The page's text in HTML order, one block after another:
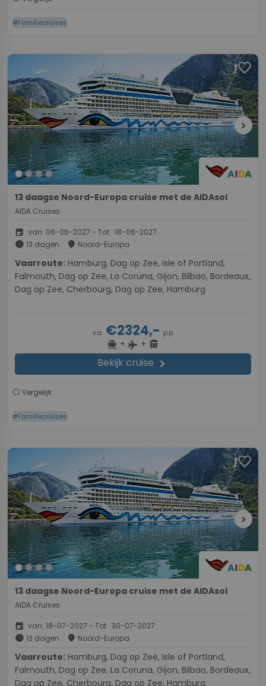
#Familiecruises
favorite
chevron_right
13 daagse Noord-Europa cruise met de AIDAsol
AIDA Cruises
event van: 06-06-2027 - Tot: 18-06-2027
schedule 13 dagen place Noord-Europa
Vaarroute:
Falmouth, Dag op Zee, La Coruna, Gijon, Bilbao, Bordeaux,
Dag op Zee, Cherbourg, Dag op Zee, Hamburg
v.a.€2324,- p.p.
directions_boat + flight + directions_bus
Bekijk cruise chevron_right
Vergelijk
#Familiecruises
favorite
chevron_right
13 daagse Noord-Europa cruise met de AIDAsol
AIDA Cruises
event van: 18-07-2027 - Tot: 30-07-2027
schedule 13 dagen place Noord-Europa
Vaarroute:
Falmouth, Dag op Zee, La Coruna, Gijon, Bilbao, Bordeaux,
Dag op Zee, Cherbourg, Dag op Zee, Hamburg